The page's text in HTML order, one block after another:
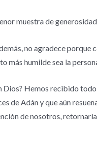
muestra de
no agradece
más humilde sea la
Hemos recibido
de Adán y que aún
de nosotros,